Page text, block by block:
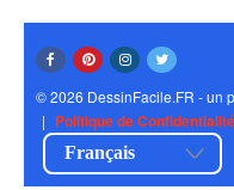
© 2026 DessinFacile.FR - un
| Politique de Confidentialité
Français